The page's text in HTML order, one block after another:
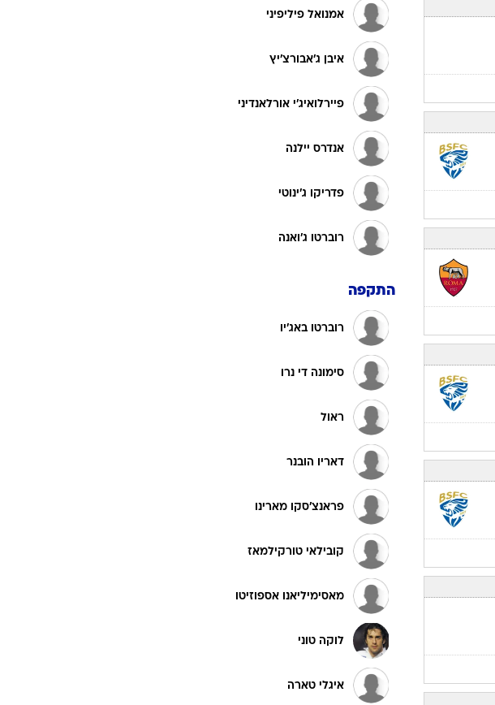
אמנואל פיליפיני
איבן ג'אבורצ'יץ
פיירלואיג'י אורלאנדיני
אנדרס יילנה
פדריקו ג'ינוטי
רוברטו ג'ואנה
התקפה
רוברטו באג'יו
סימונה די נרו
ראול
דאריו הובנר
פראנצ'סקו מארינו
קובילאי טורקילמאז
מאסימיליאנו אספוזיטו
לוקה טוני
איגלי טארה